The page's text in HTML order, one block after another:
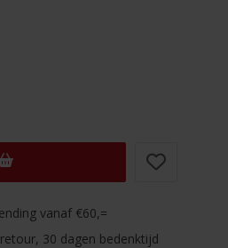
vanaf €60,=
30 dagen bedenktijd